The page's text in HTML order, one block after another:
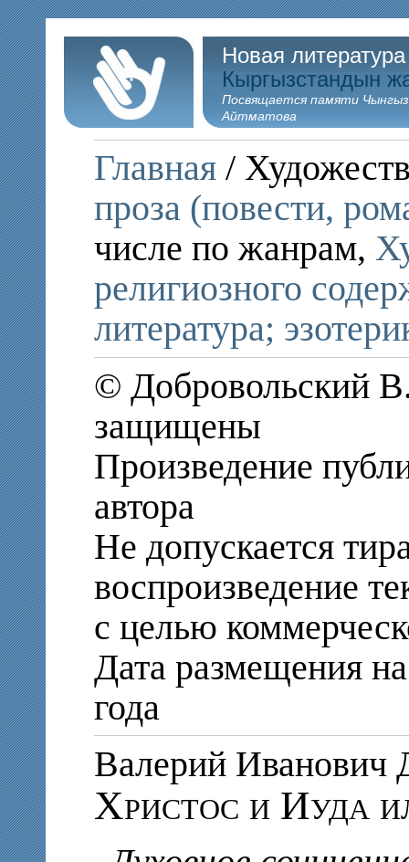
Новая
Кыргызстандын
Посвящается памяти
Айтматова
Главная /
проза (повести,
числе по жанрам,
религиозного
литература;
© Добровольский
защищены
Произведение
автора
Не допускается
воспроизведение
с целью
Дата размещения
года
Валерий
Христос и Иуда